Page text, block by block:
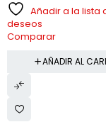
Añadir a la lista
deseos
Comparar
AÑADIR AL